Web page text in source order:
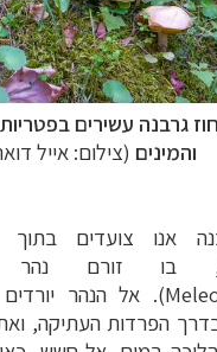
גרבנה עשירים
והמינים (צילום: אייל
אנו צועדים בתוך
בו זורם
). אל הנהר
הפרדות העתיקה,